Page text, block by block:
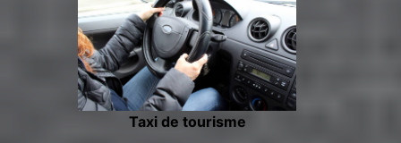
Taxi de tourisme